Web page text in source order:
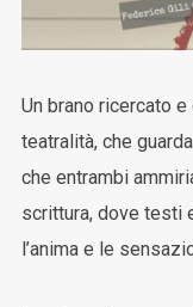
Un brano ricercato
teatralità, che
che entrambi
scrittura, dove testi
l’anima e le